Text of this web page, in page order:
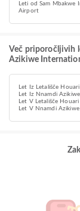
Leti od Sam
Airport
Več priporočljivih
Azikiwe
Let Iz Letališče
Let Iz Nnamdi
Let V Letališče
Let V Nnamdi